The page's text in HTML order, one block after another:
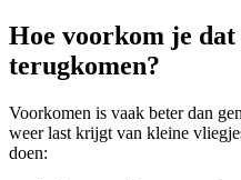
Hoe voorkom je dat
terugkomen?
Voorkomen is vaak beter dan
weer last krijgt van kleine
doen: